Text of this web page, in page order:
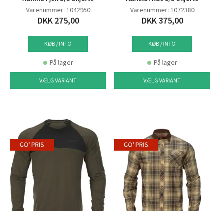
Varenummer: 1042950
DKK 275,00
KØB / INFO
På lager
VÆLG VARIANT
Varenummer: 1072380
DKK 375,00
KØB / INFO
På lager
VÆLG VARIANT